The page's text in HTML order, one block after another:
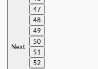
Next
47
48
49
50
51
52